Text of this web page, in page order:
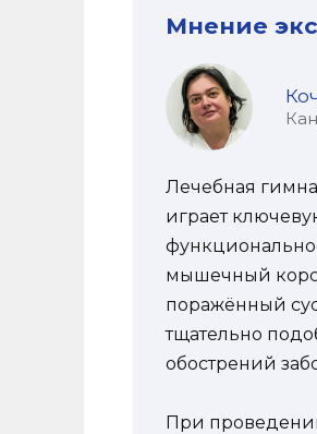
Мнение
Лечебная
играет
мышечный
поражённый
тщательно
обострений
При